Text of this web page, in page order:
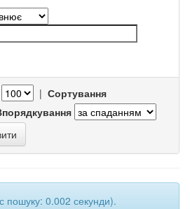
| Сортування
пошуку: 0.002 секунди).